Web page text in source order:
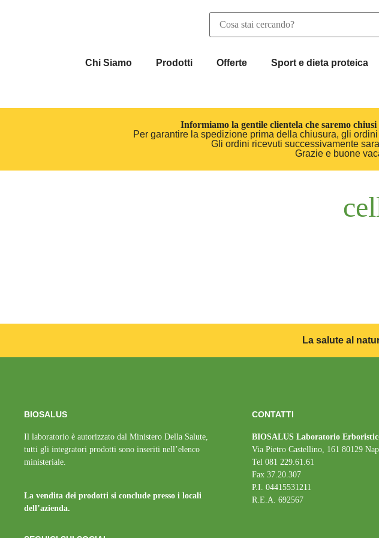
Chi Siamo Prodotti Offerte Sport e dieta proteica
Informiamo la gentile clientela che saremo
Per garantire la spedizione prima della chiusura, gli
Gli ordini ricevuti successivamente
Grazie e buone
La salute al
BIOSALUS
Il laboratorio è autorizzato dal Ministero Della Salute,
tutti gli integratori prodotti sono inseriti nell’elenco
ministeriale.
La vendita dei prodotti si conclude presso i locali
dell’azienda.
CONTATTI
BIOSALUS Laboratorio
Via Pietro Castellino, 161 80129
Tel 081 229.61.61
Fax 37.20.307
P.I. 04415531211
R.E.A. 692567